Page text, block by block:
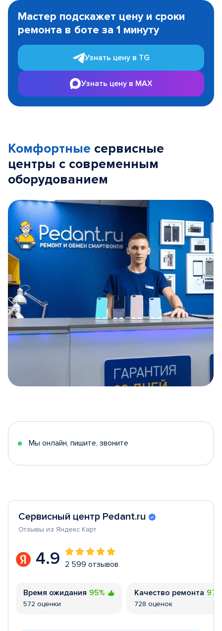
1
Мастер подскажет цену и сроки
ремонта в боте за 1 минуту
Узнать цену в TG
Узнать цену в MAX
Комфортные сервисные
центры с современным
оборудованием
5
Мы онлайн, пишите, звоните
Сервисный центр Pedant.ru
Отзывы из Яндекс Карт
4.9 2 599 отзывов
Время ожидания 95%
572 оценки
Качество ремонта
728 оценок